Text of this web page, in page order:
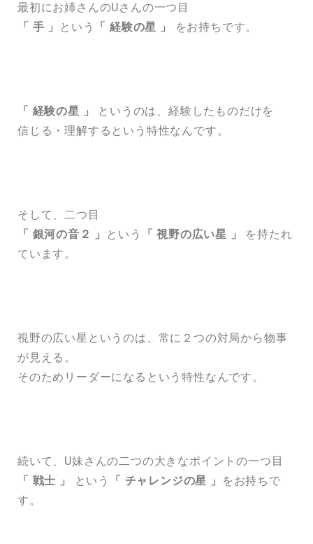
最初にお姉さんのUさんの一つ目
「 手 」
という 「 経験の星 」 をお持ちです。
「 経験の星 」
というのは、経験したものだけを
信じる・理解するという特性なんです。
そして、二つ目
「 銀河の音２ 」
という 「 視野の広い星 」
を持たれ
ています。
視野の広い星というのは、常に２つの対局から物事
が見える。
そのためリーダーになるという特性なんです。
続いて、U妹さんの二つの大きなポイントの一つ目
「 戦士 」
という 「 チャレンジの星 」
をお持ちで
す。